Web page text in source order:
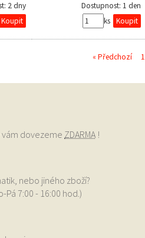
2 dny
Dostupnost: 1 den
ks
« Předchozí 1
dovezeme ZDARMA !
nebo jiného zboží?
Pá 7:00 - 16:00 hod.)